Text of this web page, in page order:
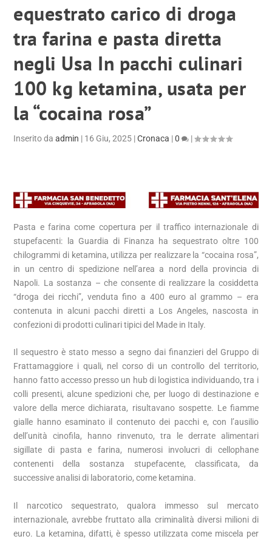
equestrato carico di droga
tra farina e pasta diretta
negli Usa In pacchi culinari
100 kg ketamina, usata per
la “cocaina rosa”
Inserito daadmin | 16 Giu, 2025 |Cronaca |0 |
Pasta e farina come copertura per il traffico internazionale di
stupefacenti: la Guardia di Finanza ha sequestrato oltre 100
chilogrammi di ketamina, utilizza per realizzare la “cocaina rosa”,
in un centro di spedizione nell’area a nord della provincia di
Napoli. La sostanza – che consente di realizzare la cosiddetta
“droga dei ricchi”, venduta fino a 400 euro al grammo – era
contenuta in alcuni pacchi diretti a Los Angeles, nascosta in
confezioni di prodotti culinari tipici del Made in Italy.
Il sequestro è stato messo a segno dai finanzieri del Gruppo di
Frattamaggiore i quali, nel corso di un controllo del territorio,
hanno fatto accesso presso un hub di logistica individuando, tra i
colli presenti, alcune spedizioni che, per luogo di destinazione e
valore della merce dichiarata, risultavano sospette. Le fiamme
gialle hanno esaminato il contenuto dei pacchi e, con l’ausilio
dell’unità cinofila, hanno rinvenuto, tra le derrate alimentari
sigillate di pasta e farina, numerosi involucri di cellophane
contenenti della sostanza stupefacente, classificata, da
successive analisi di laboratorio, come ketamina.
Il narcotico sequestrato, qualora immesso sul mercato
internazionale, avrebbe fruttato alla criminalità diversi milioni di
euro. La ketamina, difatti, è spesso utilizzata come miscela per